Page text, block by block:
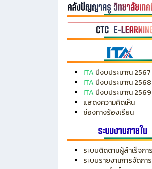
ITAปีงบประมาณ 2567
ITAปีงบประมาณ 2568
ปีงบประมาณ 2569
แสดงความคิดเห็น
ช่องทางร้องเรียน